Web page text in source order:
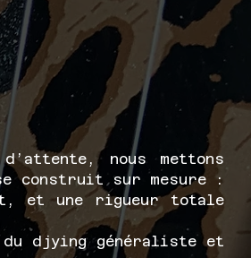
nous mettons
construit sur mesure :
et une rigueur totale
djying généraliste et